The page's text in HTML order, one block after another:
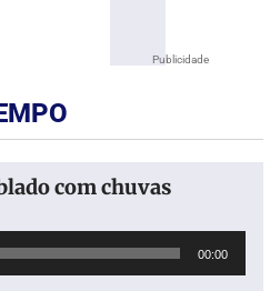
Publicidade
com chuvas
00:00